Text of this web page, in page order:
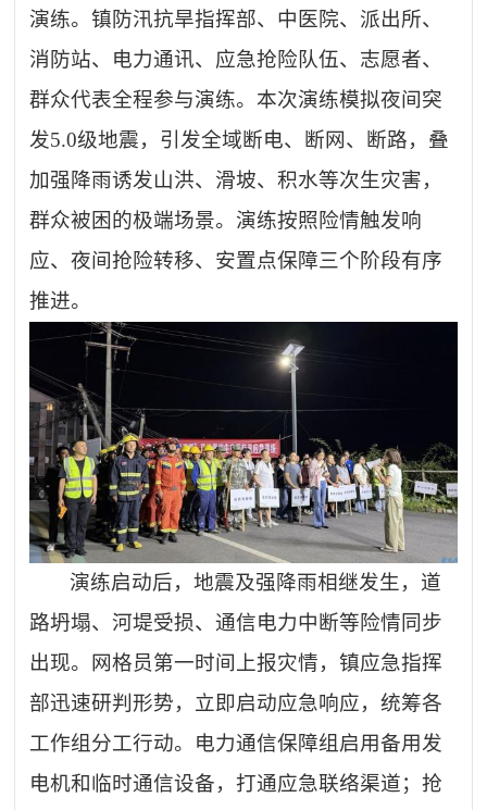
演练。镇防汛抗旱指挥部、中医院、派出所、
消防站、电力通讯、应急抢险队伍、志愿者、
群众代表全程参与演练。本次演练模拟夜间突
发5.0级地震，引发全域断电、断网、断路，叠
加强降雨诱发山洪、滑坡、积水等次生灾害，
群众被困的极端场景。演练按照险情触发响
应、夜间抢险转移、安置点保障三个阶段有序
推进。
演练启动后，地震及强降雨相继发生，道
路坍塌、河堤受损、通信电力中断等险情同步
出现。网格员第一时间上报灾情，镇应急指挥
部迅速研判形势，立即启动应急响应，统筹各
工作组分工行动。电力通信保障组启用备用发
电机和临时通信设备，打通应急联络渠道；抢